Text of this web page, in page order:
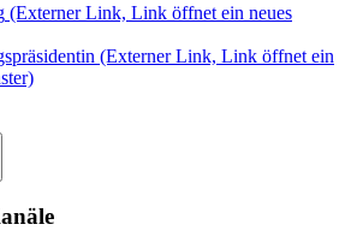
(Externer Link, Link öffnet ein neues
(Externer Link, Link öffnet ein